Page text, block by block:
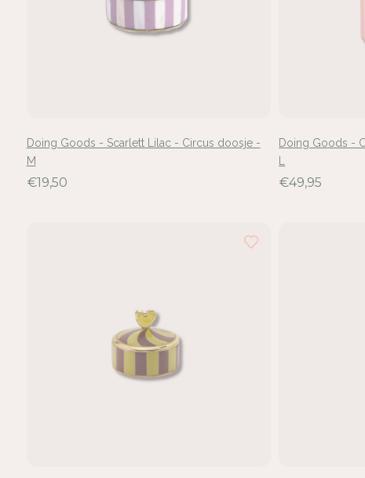
Doing Goods - Scarlett Lilac - Circus doosje -
M
€19,50
Doing Goods -
L
€49,95